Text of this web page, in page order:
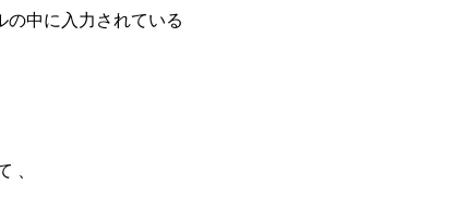
中に入力されている
、